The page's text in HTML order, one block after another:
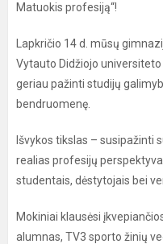
Matuokis profesiją“!
Lapkričio 14 d. mūsų
Vytauto Didžiojo
geriau pažinti studijų
bendruomenę.
Išvykos tikslas – susipažinti
realias profesijų
studentais, dėstytojais bei
Mokiniai klausėsi
alumnas, TV3 sporto žinių